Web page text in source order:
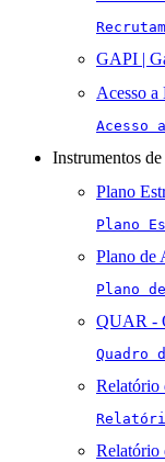
GAPI |
Acesso
Acesso
Instrumentos
Plano
Plano
Plano de
Plano
QUAR -
Quadro
Relatório
Relatório